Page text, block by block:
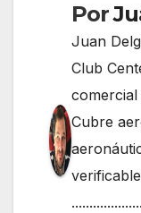
Por
Juan
Club
comercial
Cubre